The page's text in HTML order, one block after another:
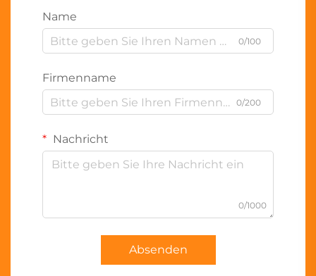
Name
0/100
Firmenname
0/200
Nachricht
0/1000
Absenden